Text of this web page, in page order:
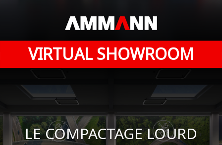
VIRTUAL SHOWROOM
LE COMPACTAGE LOURD